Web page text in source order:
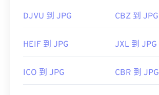
DJVU 到 JPG CBZ 到 JPG
HEIF 到 JPG JXL 到 JPG
ICO 到 JPG CBR 到 JPG